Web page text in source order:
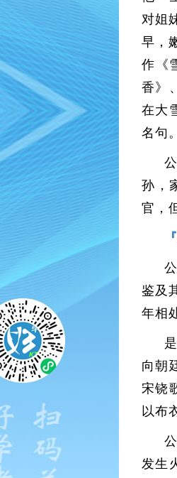
对姐
早，
作《
香》
在大
名句。
孙，
官，
鉴及
年相
向朝
宋铙
以布
发生